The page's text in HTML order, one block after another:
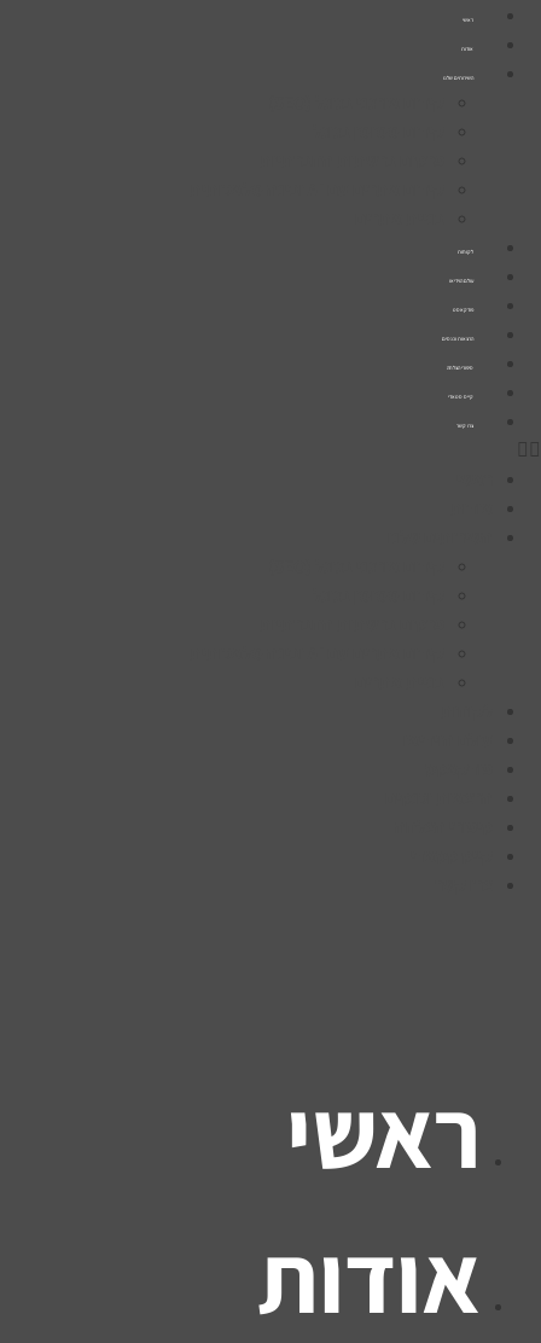
דלג
לתוכן
ראשי
אודות
השירותים שלנו
לקוחות
עולם הוידיאו
פודקאסט
הרצאות וכנסים
סיפורי הצלחה
קייס סטאדי
צרו קשר
ראשי
אודות